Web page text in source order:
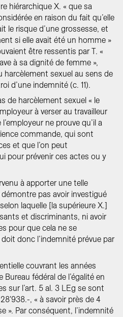
hiérarchique X. « que sa
en raison du fait qu’elle
le risque d’une grossesse, et
si elle avait été un homme »
être ressentis par T. «
à sa dignité de femme »,
sexuel au sens de
d’une indemnité (c. 11).
de harcèlement sexuel « le
à verser au travailleur
ne prouve qu’il a
commande, qui sont
et que l’on peut
pour prévenir ces actes ou y
à apporter une telle
démontre pas avoir investigué
laquelle [la supérieure X.]
et discriminants, ni avoir
pour que cela ne se
doit donc l’indemnité prévue par
couvrant les années
fédéral de l’égalité en
sur l’art. 5 al. 3 LEg se sont
, « à savoir près de 4
». Par conséquent, l’indemnité